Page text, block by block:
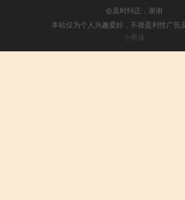
会及时纠正，谢谢
本站仅为个人兴趣爱好，不接盈利性广告
小男孩